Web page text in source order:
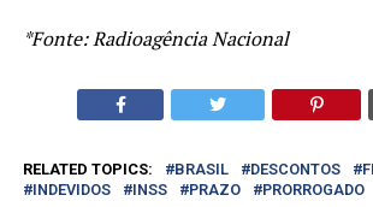
*Fonte: Radioagência Nacional
RELATED TOPICS: BRASIL DESCONTOS
INDEVIDOS
INSS PRAZO PRORROGADO